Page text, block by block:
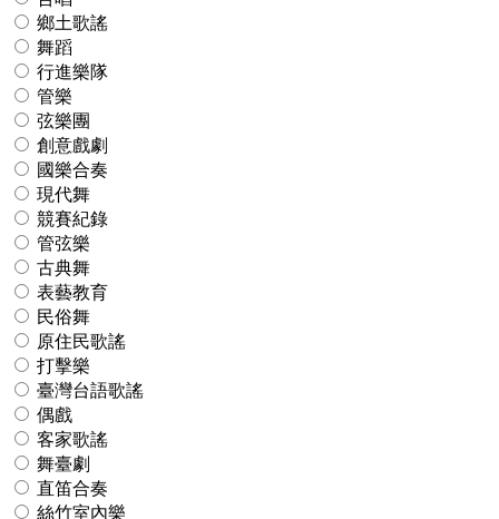
鄉土歌謠
舞蹈
行進樂隊
管樂
弦樂團
創意戲劇
國樂合奏
現代舞
競賽紀錄
管弦樂
古典舞
表藝教育
民俗舞
原住民歌謠
打擊樂
臺灣台語歌謠
偶戲
客家歌謠
舞臺劇
直笛合奏
絲竹室內樂